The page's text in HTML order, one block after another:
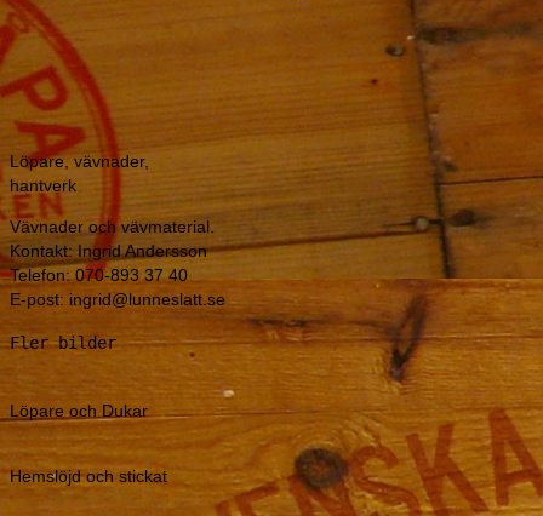
Löpare, vävnader,
hantverk
Vävnader och vävmaterial.
Kontakt: Ingrid Andersson
Telefon: 070-893 37 40
E-post: ingrid@lunneslatt.se
Fler bilder
Löpare och Dukar
Hemslöjd och stickat